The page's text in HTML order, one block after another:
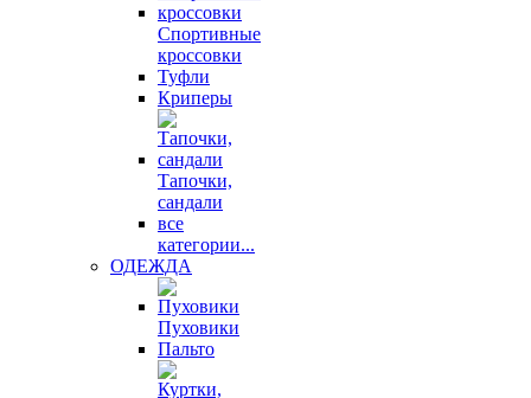
Спортивные
кроссовки
Туфли
Криперы
Тапочки,
сандали
все
категории...
ОДЕЖДА
Пуховики
Пальто